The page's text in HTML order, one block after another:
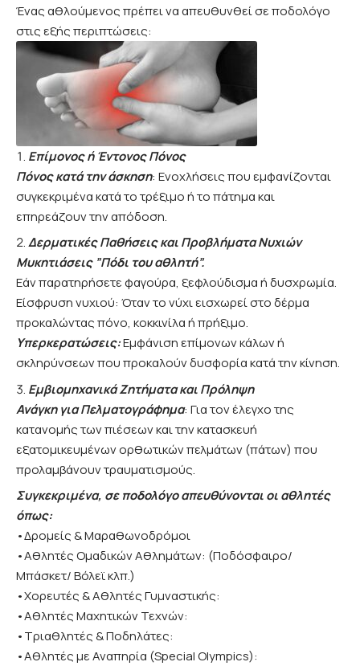
Ένας αθλούμενος πρέπει να απευθυνθεί σε ποδολόγο
στις εξής περιπτώσεις:
Επίμονος ή Έντονος Πόνος
Πόνος κατά την άσκηση: Ενοχλήσεις που εμφανίζονται
συγκεκριμένα κατά το τρέξιμο ή το πάτημα και
επηρεάζουν την απόδοση.
Δερματικές Παθήσεις και Προβλήματα Νυχιών
Μυκητιάσεις ”Πόδι του αθλητή”.
Εάν παρατηρήσετε φαγούρα, ξεφλούδισμα ή δυσχρωμία.
Είσφρυση νυχιού: Όταν το νύχι εισχωρεί στο δέρμα
προκαλώντας πόνο, κοκκινίλα ή πρήξιμο.
Υπερκερατώσεις:Εμφάνιση επίμονων κάλων ή
σκληρύνσεων που προκαλούν δυσφορία κατά την κίνηση.
Εμβιομηχανικά Ζητήματα και Πρόληψη
Ανάγκη για Πελματογράφημα: Για τον έλεγχο της
κατανομής των πιέσεων και την κατασκευή
εξατομικευμένων ορθωτικών πελμάτων (πάτων) που
προλαμβάνουν τραυματισμούς.
Συγκεκριμένα, σε ποδολόγο απευθύνονται οι αθλητές
όπως:
•Δρομείς & Μαραθωνοδρόμοι
•Αθλητές Ομαδικών Αθλημάτων: (Ποδόσφαιρο/
Μπάσκετ/ Βόλεϊ κλπ.)
•Χορευτές & Αθλητές Γυμναστικής:
•Αθλητές Μαχητικών Τεχνών:
•Τριαθλητές & Ποδηλάτες:
•Αθλητές με Αναπηρία (Special Olympics):